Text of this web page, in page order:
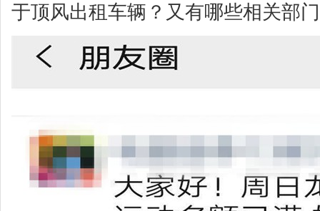
于顶风出租车辆？又有哪些相关部